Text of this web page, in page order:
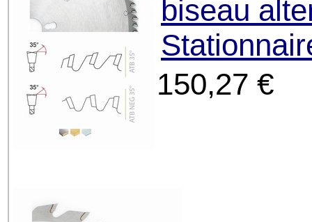
biseau
150,27 €